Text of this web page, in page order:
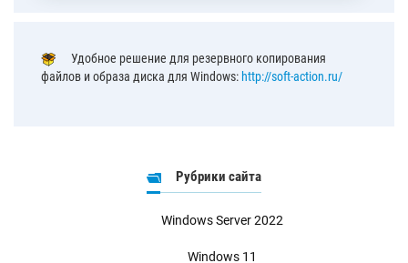
Удобное решение для резервного копирования
файлов и образа диска для Windows: http://soft-action.ru/
Рубрики сайта
Windows Server 2022
Windows 11